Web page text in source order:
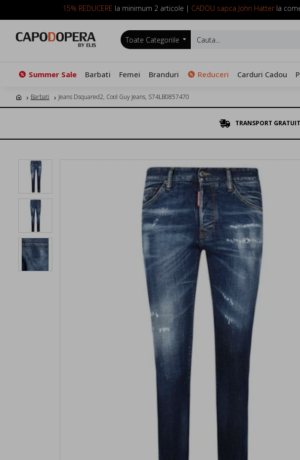
15% REDUCERE la minimum 2 articole | CADOU sapca John Hatterla
Toate Categoriile
Summer Sale Barbati Femei Branduri Reduceri Carduri Cadou
Barbati Jeans Dsquared2, Cool Guy Jeans, S74LB0857470
TRANSPORT GRATUIT